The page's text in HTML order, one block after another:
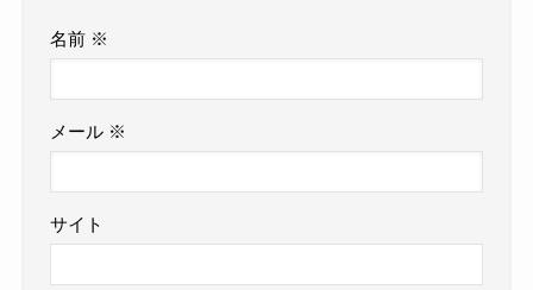
名前 ※
メール ※
サイト